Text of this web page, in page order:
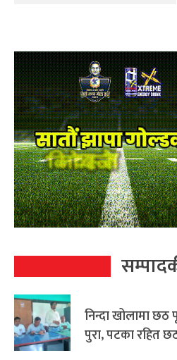
निन्दा खोलामा छठ
पुरा, पटका रहित